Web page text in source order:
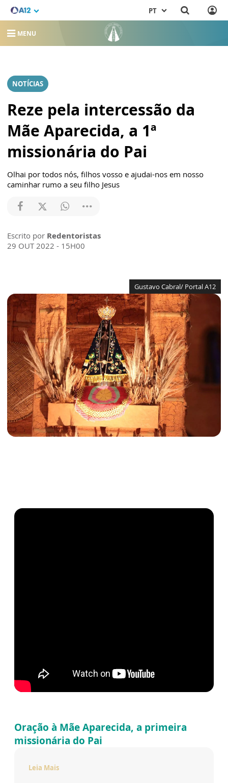
PT
MENU
NOTÍCIAS
Reze pela intercessão da
Mãe Aparecida, a 1ª
missionária do Pai
Olhai por todos nós, filhos vosso e ajudai-nos em nosso
caminhar rumo a seu filho Jesus
Escrito por Redentoristas
29 OUT 2022 - 15H00
Gustavo Cabral/ Portal A12
Oração à Mãe Aparecida, a primeira
missionária do Pai
Leia Mais